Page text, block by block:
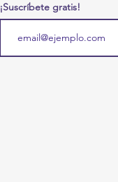
¡Suscríbete gratis!